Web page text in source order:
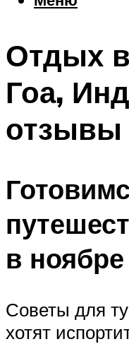
Шоппинг
Что посетить
Меню
Отдых
Гоа,
отзывы
в ноябре
Советы для
хотят